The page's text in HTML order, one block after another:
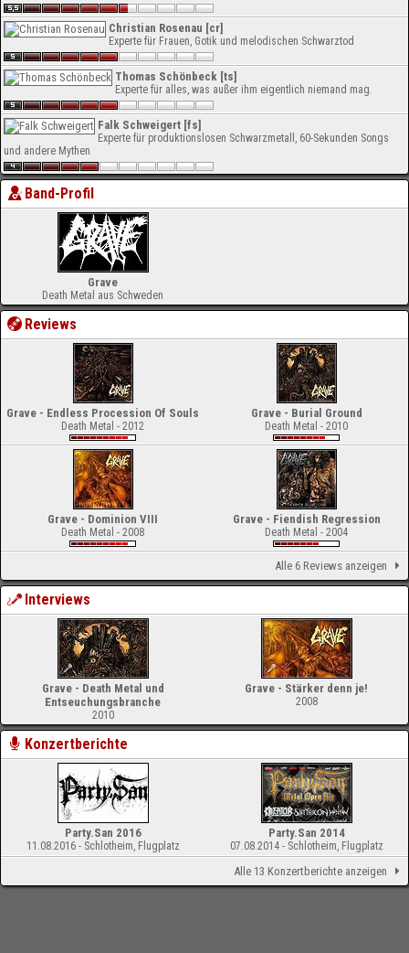
Christian Rosenau [cr]
Experte für Frauen, Gotik und melodischen Schwarztod
Thomas Schönbeck [ts]
Experte für alles, was außer ihm eigentlich niemand mag.
Falk Schweigert [fs]
Experte für produktionslosen Schwarzmetall, 60-Sekunden Songs
und andere Mythen
Band-Profil
Grave
Death Metal aus Schweden
Reviews
Grave - Endless Procession Of Souls
Death Metal - 2012
Grave - Burial Ground
Death Metal - 2010
Grave - Dominion VIII
Death Metal - 2008
Grave - Fiendish Regression
Death Metal - 2004
Alle 6 Reviews anzeigen
Interviews
Grave - Death Metal und
Entseuchungsbranche
2010
Grave - Stärker denn je!
2008
Konzertberichte
Party.San 2016
11.08.2016 - Schlotheim, Flugplatz
Party.San 2014
07.08.2014 - Schlotheim, Flugplatz
Alle 13 Konzertberichte anzeigen